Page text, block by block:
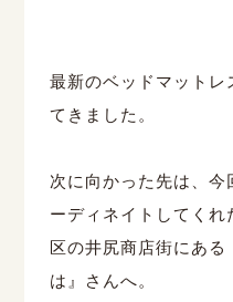
最新のベッドマットレ
てきました。
次に向かった先は、今
ーディネイトしてく
区の井尻商店街にある
は』さんへ。